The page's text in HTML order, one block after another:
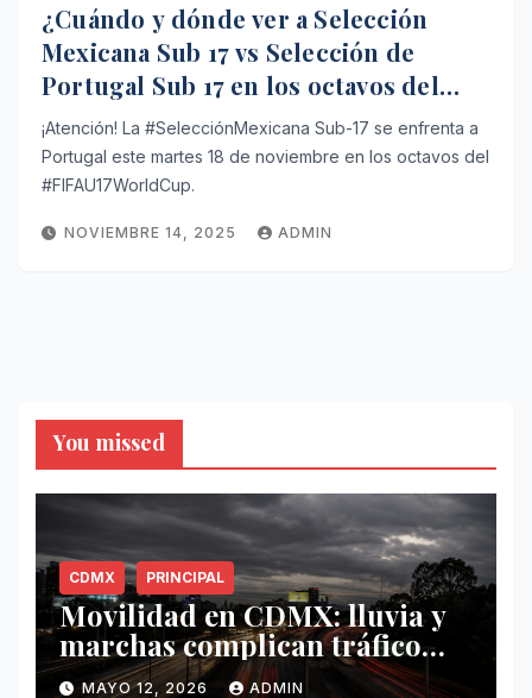
¿Cuándo y dónde ver a Selección
Mexicana Sub 17 vs Selección de
Portugal Sub 17 en los octavos del
FIFA U 17 World Cup?
¡Atención! La #SelecciónMexicana Sub-17 se enfrenta a
Portugal este martes 18 de noviembre en los octavos del
#FIFAU17WorldCup.
NOVIEMBRE 14, 2025 ADMIN
You missed
CDMX PRINCIPAL
Movilidad en CDMX: lluvia y
marchas complican tráfico
este 12 de mayo
MAYO 12, 2026 ADMIN